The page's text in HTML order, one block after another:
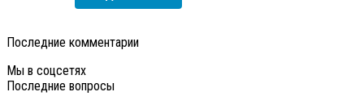
Последние комментарии
Мы в соцсетях
Последние вопросы